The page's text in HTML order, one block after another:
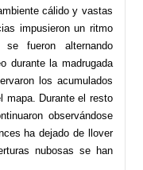
cálido y vastas
impusieron un ritmo
fueron alternando
durante la madrugada
los acumulados
mapa. Durante el resto
observándose
ha dejado de llover
nubosas se han